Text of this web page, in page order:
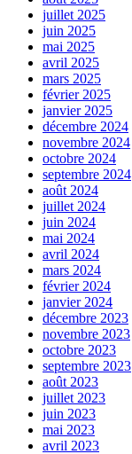
juillet 2025
juin 2025
mai 2025
avril 2025
mars 2025
février 2025
janvier 2025
décembre 2024
novembre 2024
octobre 2024
septembre 2024
août 2024
juillet 2024
juin 2024
mai 2024
avril 2024
mars 2024
février 2024
janvier 2024
décembre 2023
novembre 2023
octobre 2023
septembre 2023
août 2023
juillet 2023
juin 2023
mai 2023
avril 2023